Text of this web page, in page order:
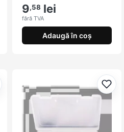
9,58 lei
fără TVA
Adaugă în coș
la favorite